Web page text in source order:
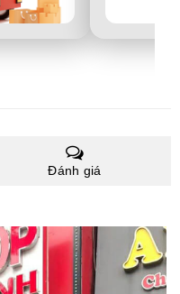
Đánh giá